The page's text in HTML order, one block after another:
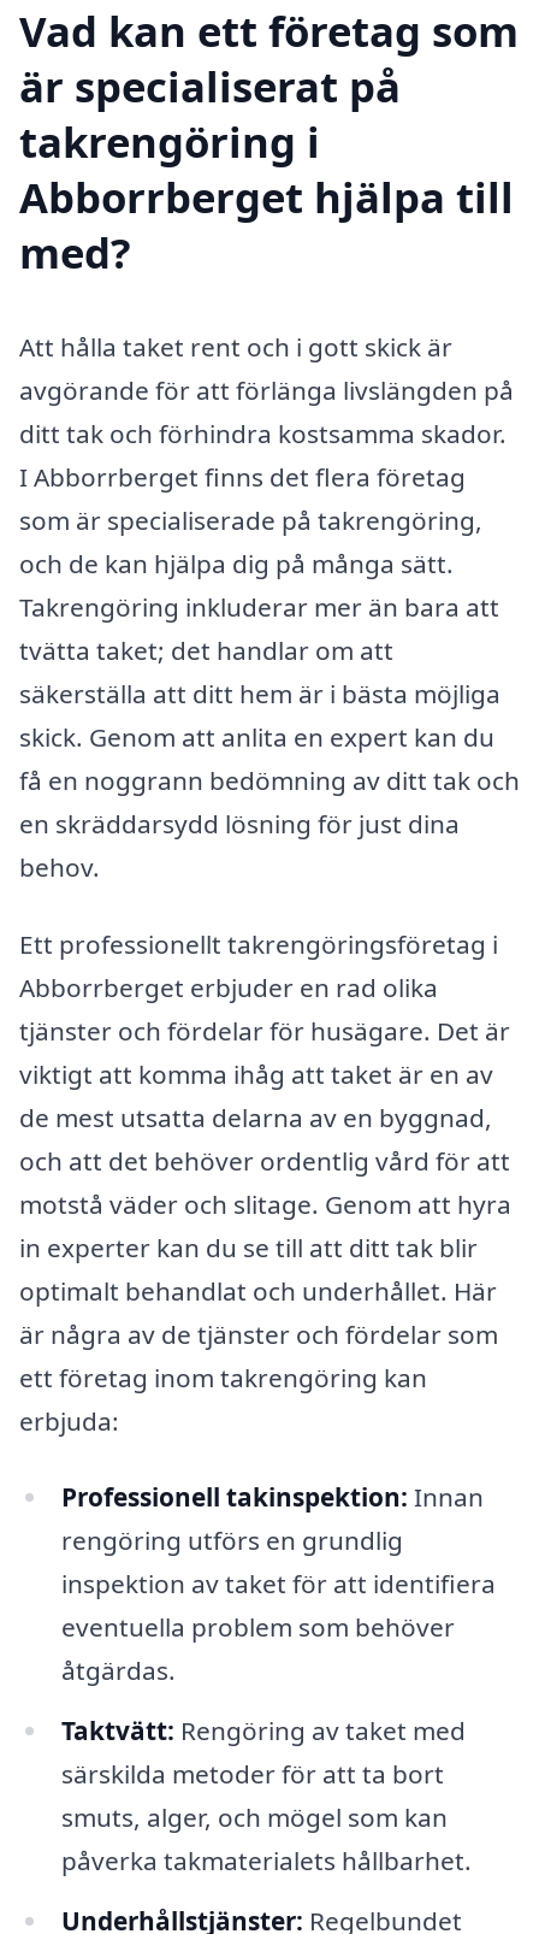
Vad kan ett företag som
är specialiserat på
takrengöring i
Abborrberget hjälpa till
med?
Att hålla taket rent och i gott skick är
avgörande för att förlänga livslängden på
ditt tak och förhindra kostsamma skador.
I Abborrberget finns det flera företag
som är specialiserade på takrengöring,
och de kan hjälpa dig på många sätt.
Takrengöring inkluderar mer än bara att
tvätta taket; det handlar om att
säkerställa att ditt hem är i bästa möjliga
skick. Genom att anlita en expert kan du
få en noggrann bedömning av ditt tak och
en skräddarsydd lösning för just dina
behov.
Ett professionellt takrengöringsföretag i
Abborrberget erbjuder en rad olika
tjänster och fördelar för husägare. Det är
viktigt att komma ihåg att taket är en av
de mest utsatta delarna av en byggnad,
och att det behöver ordentlig vård för att
motstå väder och slitage. Genom att hyra
in experter kan du se till att ditt tak blir
optimalt behandlat och underhållet. Här
är några av de tjänster och fördelar som
ett företag inom takrengöring kan
erbjuda:
Professionell takinspektion: Innan
rengöring utförs en grundlig
inspektion av taket för att identifiera
eventuella problem som behöver
åtgärdas.
Taktvätt: Rengöring av taket med
särskilda metoder för att ta bort
smuts, alger, och mögel som kan
påverka takmaterialets hållbarhet.
Underhållstjänster: Regelbundet